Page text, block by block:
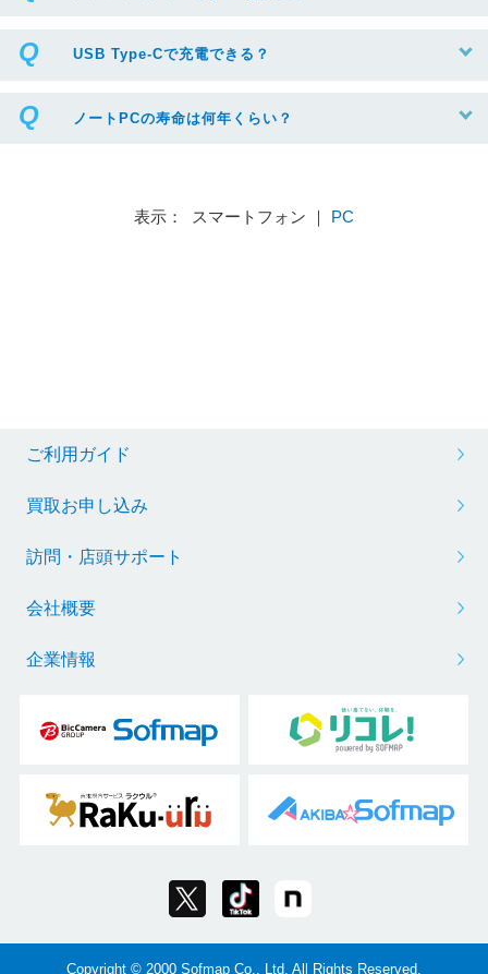
USB Type-Cで充電できる？
ノートPCの寿命は何年くらい？
表示： スマートフォン ｜ PC
ご利用ガイド
買取お申し込み
訪問・店頭サポート
会社概要
企業情報
Copyright © 2000 Sofmap Co., Ltd. All Rights Reserved.